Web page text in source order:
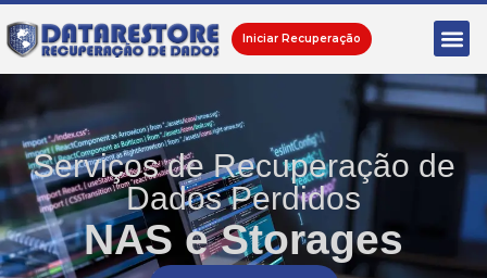
Iniciar Recuperação
Serviços de Recuperação de
Dados Perdidos
NAS e Storages